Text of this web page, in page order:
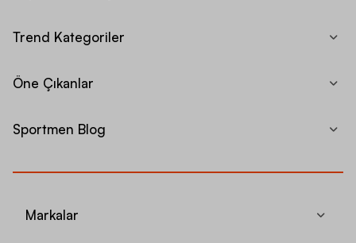
Trend Kategoriler
Öne Çıkanlar
Sportmen Blog
Markalar